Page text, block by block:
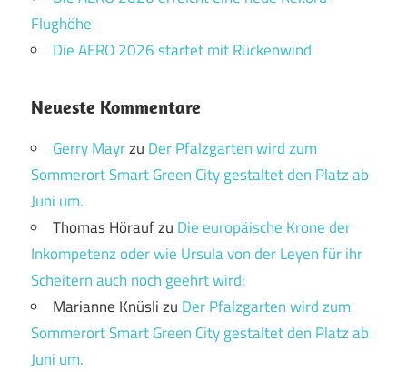
Flughöhe
Die AERO 2026 startet mit Rückenwind
Neueste Kommentare
Gerry Mayrzu Der Pfalzgarten wird zum
Sommerort Smart Green City gestaltet den Platz ab
Juni um.
Thomas Höraufzu Die europäische Krone der
Inkompetenz oder wie Ursula von der Leyen für ihr
Scheitern auch noch geehrt wird:
Marianne Knüslizu Der Pfalzgarten wird zum
Sommerort Smart Green City gestaltet den Platz ab
Juni um.